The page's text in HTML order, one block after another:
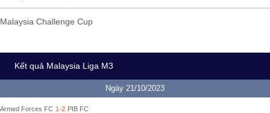
Malaysia Challenge Cup
Kết quả Malaysia Liga M3
Ngày 21/10/2023
Armed Forces FC 1-2 PIB FC